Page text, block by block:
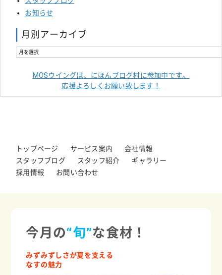
お知らせ
月別アーカイブ
MOSウイングは、にほんブログ村に参加中です。
応援よろしくお願い致します！
トップページ サービス案内
会社情報
スタッフブログ
スタッフ紹介
ギャラリー
採用情報
お問い合わせ
今月の“旬”な食材！
みずみずしさが夏を支える
なすの魅力